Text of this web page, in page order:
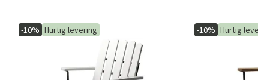
-10% Hurtig levering -10% Hurtig